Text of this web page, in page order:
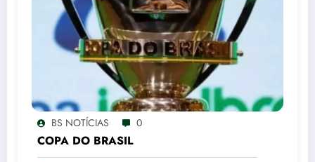
BS NOTÍCIAS 0
COPA DO BRASIL